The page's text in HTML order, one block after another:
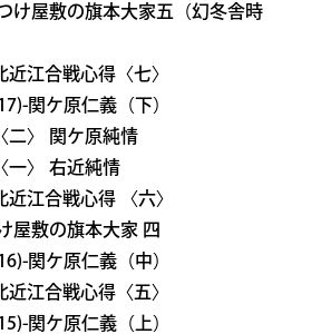
け屋敷の旗本大家五（幻冬舎時
江合戦心得〈七〉
関ケ原仁義（下）
二〉 関ケ原純情
一〉 右近純情
江合戦心得 〈六〉
屋敷の旗本大家 四
関ケ原仁義（中）
江合戦心得〈五〉
関ケ原仁義（上）